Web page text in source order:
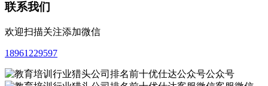
联系我们
欢迎扫描关注添加微信
18961229597
公众号